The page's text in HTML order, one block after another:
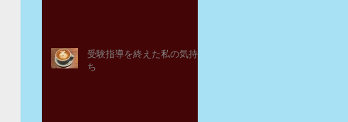
受験指導を終えた私の気持
ち